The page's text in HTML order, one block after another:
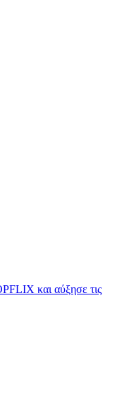
και αύξησε τις